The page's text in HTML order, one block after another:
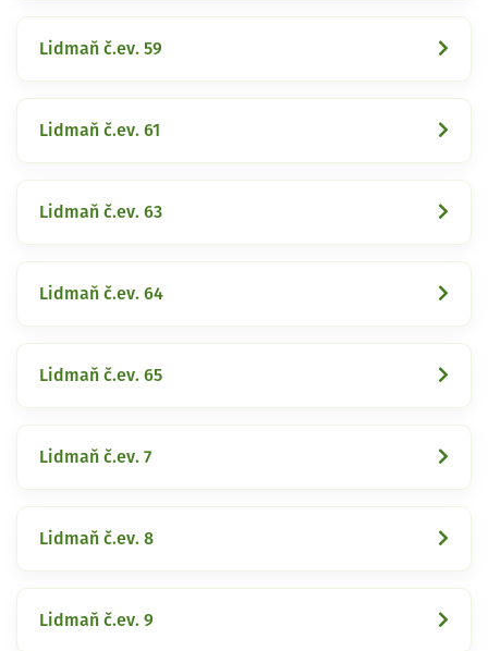
Lidmaň č.ev. 59
Lidmaň č.ev. 61
Lidmaň č.ev. 63
Lidmaň č.ev. 64
Lidmaň č.ev. 65
Lidmaň č.ev. 7
Lidmaň č.ev. 8
Lidmaň č.ev. 9